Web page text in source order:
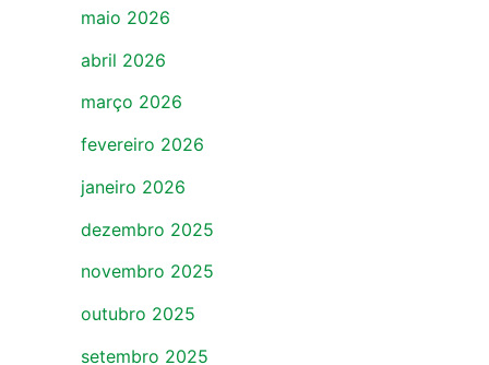
maio 2026
abril 2026
março 2026
fevereiro 2026
janeiro 2026
dezembro 2025
novembro 2025
outubro 2025
setembro 2025